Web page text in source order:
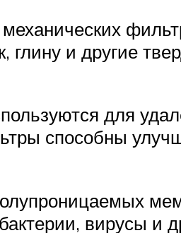
глину и другие
для
способны
вирусы и